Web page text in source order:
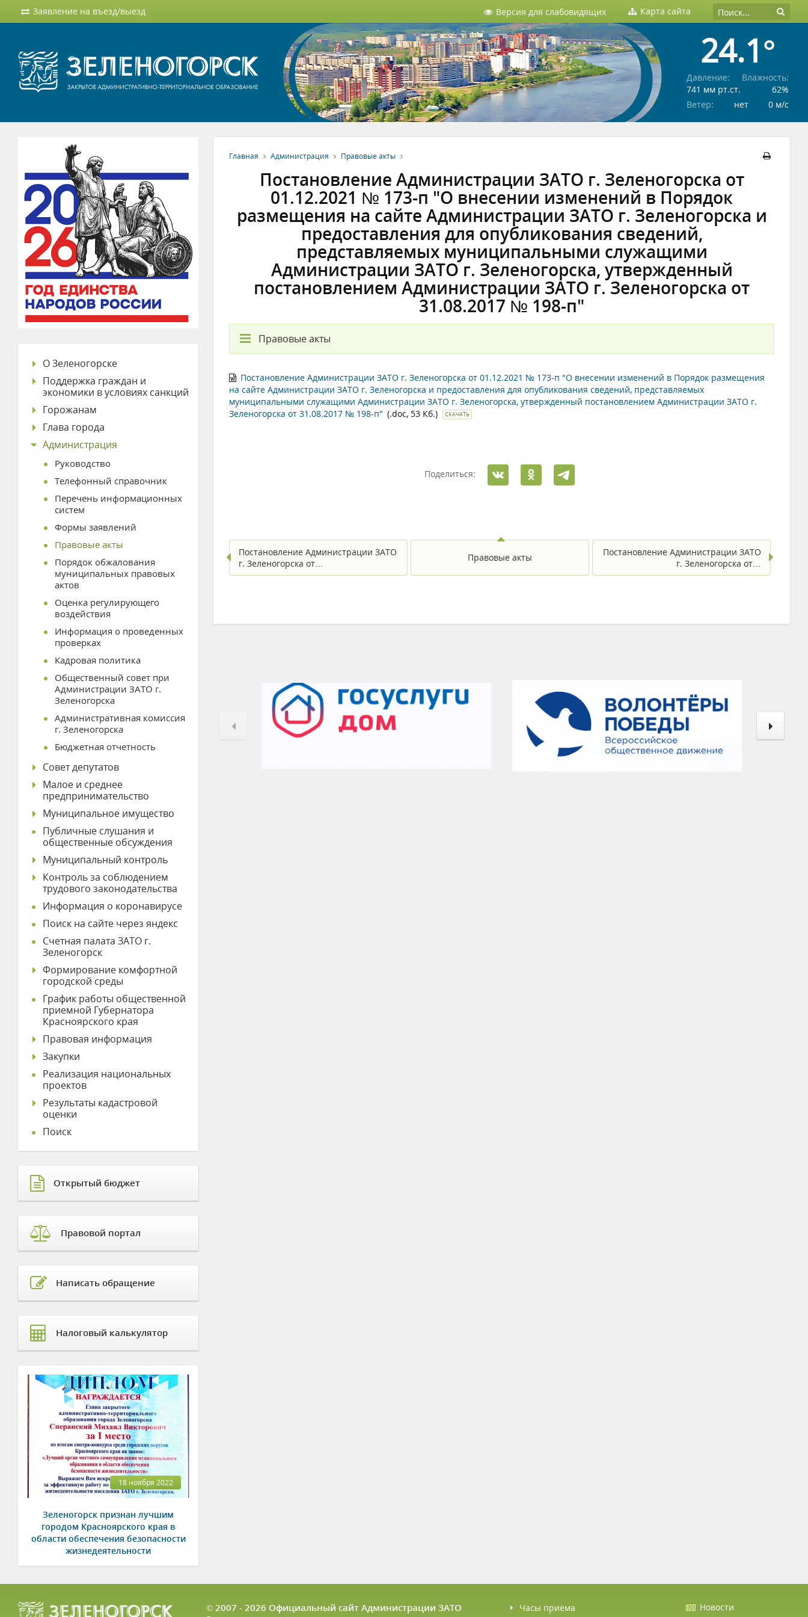
Заявление на въезд/выезд Версия для слабовидящих Карта сайта
24.1°
Давление:
741 мм рт.ст.
Влажность:
62%
Ветер:
нет 0 м/c
Главная Администрация Правовые акты
Постановление Администрации ЗАТО г. Зеленогорска от
01.12.2021 № 173-п "О внесении изменений в Порядок
размещения на сайте Администрации ЗАТО г. Зеленогорска и
предоставления для опубликования сведений,
представляемых муниципальными служащими
Администрации ЗАТО г. Зеленогорска, утвержденный
постановлением Администрации ЗАТО г. Зеленогорска от
31.08.2017 № 198-п"
Правовые акты
Постановление Администрации ЗАТО г. Зеленогорска от 01.12.2021 № 173-п "О внесении изменений в Порядок размещения
на сайте Администрации ЗАТО г. Зеленогорска и предоставления для опубликования сведений, представляемых
муниципальными служащими Администрации ЗАТО г. Зеленогорска, утвержденный постановлением Администрации ЗАТО г.
Зеленогорска от 31.08.2017 № 198-п" (.doc, 53 Кб.) СКАЧАТЬ
Поделиться:
Постановление Администрации ЗАТО
г. Зеленогорска от…
Правовые акты
Постановление Администрации ЗАТО
г. Зеленогорска от…
О Зеленогорске
Поддержка граждан и
экономики в условиях санкций
Горожанам
Глава города
Администрация
Руководство
Телефонный справочник
Перечень информационных
систем
Формы заявлений
Правовые акты
Порядок обжалования
муниципальных правовых
актов
Оценка регулирующего
воздействия
Информация о проведенных
проверках
Кадровая политика
Общественный совет при
Администрации ЗАТО г.
Зеленогорска
Административная комиссия
г. Зеленогорска
Бюджетная отчетность
Совет депутатов
Малое и среднее
предпринимательство
Муниципальное имущество
Публичные слушания и
общественные обсуждения
Муниципальный контроль
Контроль за соблюдением
трудового законодательства
Информация о коронавирусе
Поиск на сайте через яндекс
Счетная палата ЗАТО г.
Зеленогорск
Формирование комфортной
городской среды
График работы общественной
приемной Губернатора
Красноярского края
Правовая информация
Закупки
Реализация национальных
проектов
Результаты кадастровой
оценки
Поиск
Открытый бюджет
Правовой портал
Написать обращение
Налоговый калькулятор
18 ноября 2022
Зеленогорск признан лучшим
городом Красноярского края в
области обеспечения безопасности
жизнедеятельности
© 2007 - 2026 Официальный сайт Администрации ЗАТО
Часы приема Новости